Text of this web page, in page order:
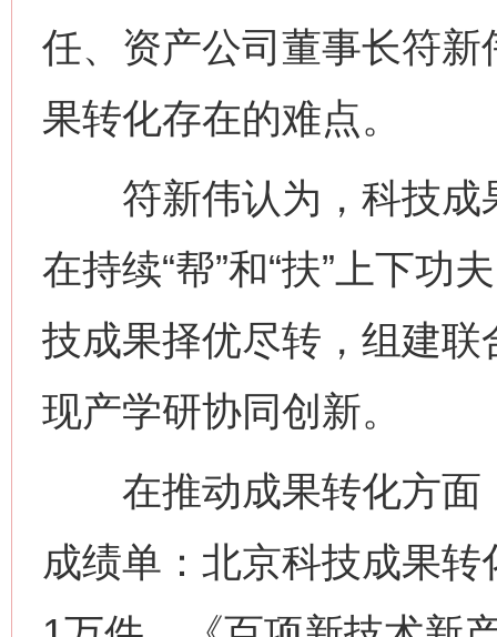
任、资产公司董事长符
果转化存在的难点。
符新伟认为，科技成
在持续“帮”和“扶”上下功
技成果择优尽转，组建
现产学研协同创新。
在推动成果转化方面
成绩单：北京科技成果